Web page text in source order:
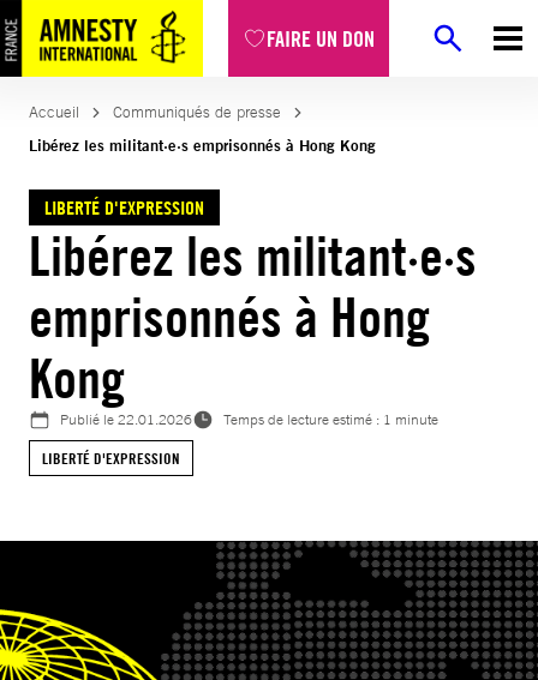
FAIRE UN DON
Aller
au
contenu
Accueil
Communiqués de presse
Libérez les militant·e·s emprisonnés à Hong Kong
LIBERTÉ D'EXPRESSION
Libérez les militant·e·s
emprisonnés à Hong
Kong
Publié le22.01.2026
Temps de lecture estimé : 1 minute
LIBERTÉ D'EXPRESSION